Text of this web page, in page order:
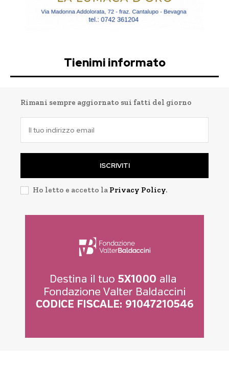
Tienimi informato
Rimani sempre aggiornato sui fatti del giorno
ISCRIVITI
Ho letto e accetto la Privacy Policy.